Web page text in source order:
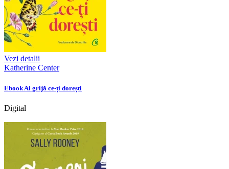
Vezi detalii
Katherine Center
Ebook Ai grijă ce-ți dorești
Digital